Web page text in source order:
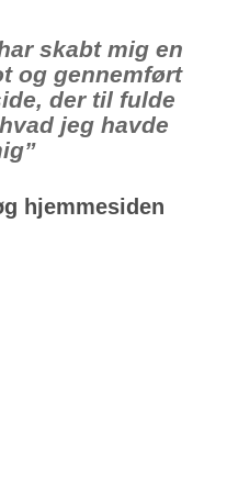
skabt mig en
og gennemført
der til fulde
jeg havde
hjemmesiden